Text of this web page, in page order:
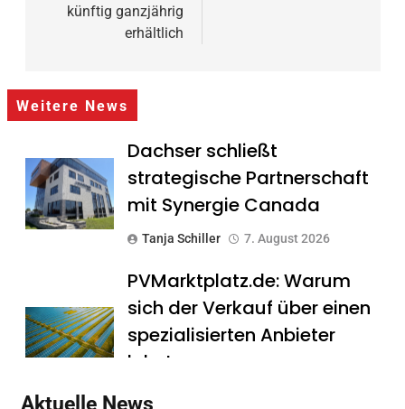
künftig ganzjährig
erhältlich
Weitere News
Dachser schließt
strategische Partnerschaft
mit Synergie Canada
Tanja Schiller 7. August 2026
PVMarktplatz.de: Warum
sich der Verkauf über einen
spezialisierten Anbieter
lohnt
Aktuelle News